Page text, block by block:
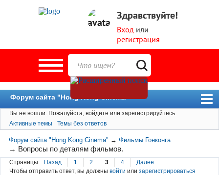
Здравствуйте!
Вход или
регистрация
Форум сайта "Hong Kong Cinema"
Форум
Новости
Пользователи
Поиск
Вы не вошли. Пожалуйста, войдите или зарегистрируйтесь.
Активные темы
Темы без ответов
Форум сайта "Hong Kong Cinema" →Фильмы Гонконга
→ Вопросы по деталям фильмов.
Страницы Назад 1 2 3 4
Далее
Чтобы отправить ответ, вы должны войти или зарегистрироваться